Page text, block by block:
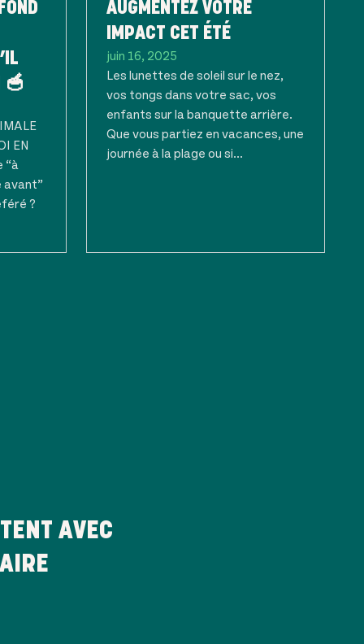
🥣
EN
“à
avant”
?
AUGMENTEZ VOTRE
IMPACT CET ÉTÉ
juin 16, 2025
Les lunettes de soleil sur le nez,
vos tongs dans votre sac, vos
enfants sur la banquette arrière.
Que vous partiez en vacances, une
journée à la plage ou si...
AVEC